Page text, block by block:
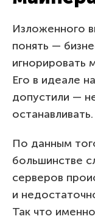
Изложенного
понять —
игнорировать
Его в идеале
допустили —
останавливать.
По данным
большинстве
серверов
и
Так что